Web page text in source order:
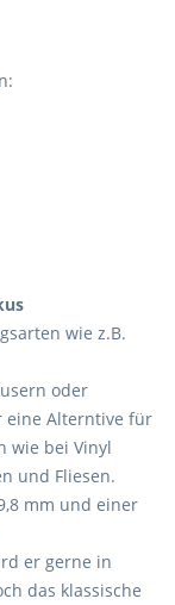
wie z.B.
oder
eine Alterntive für
wie bei Vinyl
und Fliesen.
mm und einer
er gerne in
das klassische